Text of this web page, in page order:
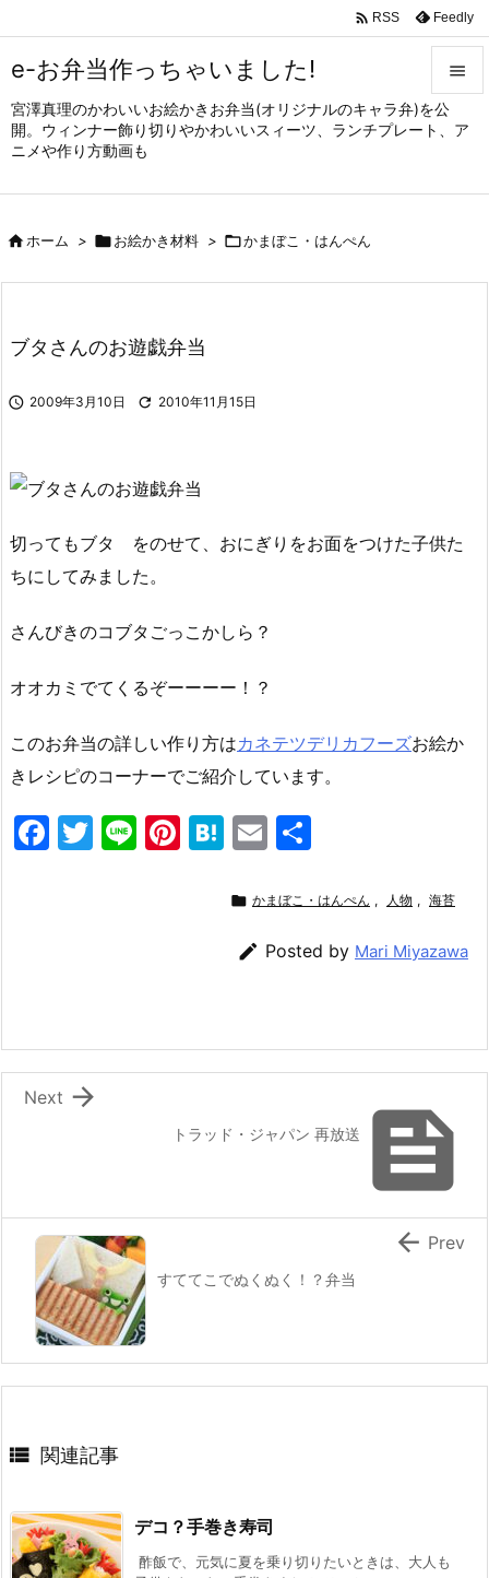
e-お弁当作っちゃいました!
宮澤真理のかわいいお絵かきお弁当(オリジナルのキャラ弁)を公
開。ウィンナー飾り切りやかわいいスィーツ、ランチプレート、ア
ニメや作り方動画も


メニュ
サイド

 RSS Feedly
ホーム > お絵かき材料 > かまぼこ・はんぺん
ブタさんのお遊戯弁当
 2009年3月10日  2010年11月15日
切ってもブタ をのせて、おにぎりをお面をつけた子供た
ちにしてみました。
さんびきのコブタごっこかしら？
オオカミでてくるぞーーーー！？
このお弁当の詳しい作り方はカネテツデリカフーズお絵か
きレシピのコーナーでご紹介しています。
F
o
k
T
Li Pi H
e
a
E
ai
l
 かまぼこ・はんぺん , 人物 , 海苔
 Posted by Mari Miyazawa

トラッド・ジャパン 再放送

Next
すててこでぬくぬく！？弁当
 Prev
 関連記事
デコ？手巻き寿司
酢飯で、元気に夏を乗り切りたいときは、大人も